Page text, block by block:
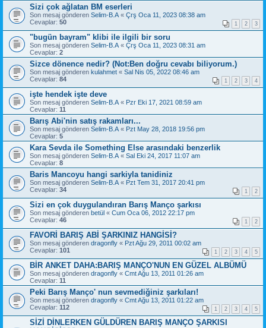
Sizi çok ağlatan BM eserleri
Son mesaj gönderen Selim-B.A « Çrş Oca 11, 2023 08:38 am
Cevaplar: 50 1 2 3
"bugün bayram" klibi ile ilgili bir soru
Son mesaj gönderen Selim-B.A « Çrş Oca 11, 2023 08:31 am
Cevaplar: 2
Sizce dönence nedir? (Not:Ben doğru cevabı biliyorum.)
Son mesaj gönderen kulahmet « Sal Nis 05, 2022 08:46 am
Cevaplar: 84 1 2 3 4
işte hendek işte deve
Son mesaj gönderen Selim-B.A « Pzr Eki 17, 2021 08:59 am
Cevaplar: 11
Barış Abi'nin satış rakamları...
Son mesaj gönderen Selim-B.A « Pzt May 28, 2018 19:56 pm
Cevaplar: 5
Kara Sevda ile Something Else arasındaki benzerlik
Son mesaj gönderen Selim-B.A « Sal Eki 24, 2017 11:07 am
Cevaplar: 8
Baris Mancoyu hangi sarkiyla tanidiniz
Son mesaj gönderen Selim-B.A « Pzt Tem 31, 2017 20:41 pm
Cevaplar: 34 1 2
Sizi en çok duygulandıran Barış Manço şarkısı
Son mesaj gönderen betül « Cum Oca 06, 2012 22:17 pm
Cevaplar: 46 1 2
FAVORİ BARIŞ ABİ ŞARKINIZ HANGİSİ?
Son mesaj gönderen dragonfly « Pzt Ağu 29, 2011 00:02 am
Cevaplar: 101 1 2 3 4 5
BİR ANKET DAHA:BARIŞ MANÇO'NUN EN GÜZEL ALBÜMÜ
Son mesaj gönderen dragonfly « Cmt Ağu 13, 2011 01:26 am
Cevaplar: 11
Peki Barış Manço' nun sevmediğiniz şarkıları!
Son mesaj gönderen dragonfly « Cmt Ağu 13, 2011 01:22 am
Cevaplar: 112 1 2 3 4 5
SİZİ DİNLERKEN GÜLDÜREN BARIŞ MANÇO ŞARKISI